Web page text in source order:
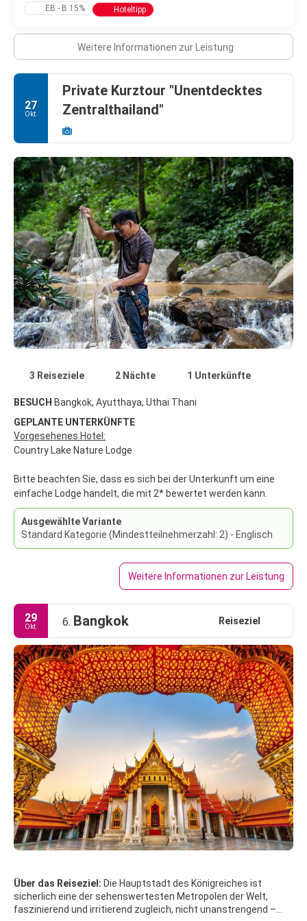
EB - B 15% Hoteltipp
Weitere Informationen zur Leistung
27
Okt.
Private Kurztour "Unentdecktes
Zentralthailand"
3 Reiseziele 2 Nächte 1 Unterkünfte
BESUCH Bangkok, Ayutthaya, Uthai Thani
GEPLANTE UNTERKÜNFTE
Vorgesehenes Hotel:
Country Lake Nature Lodge
Bitte beachten Sie, dass es sich bei der Unterkunft um eine
einfache Lodge handelt, die mit 2* bewertet werden kann.
Ausgewählte Variante
Standard Kategorie (Mindestteilnehmerzahl: 2) - Englisch
Weitere Informationen zur Leistung
29
Okt. 6. Bangkok Reiseziel
Über das Reiseziel: Die Hauptstadt des Königreiches ist
sicherlich eine der sehenswertesten Metropolen der Welt,
faszinierend und irritierend zugleich, nicht unanstrengend –